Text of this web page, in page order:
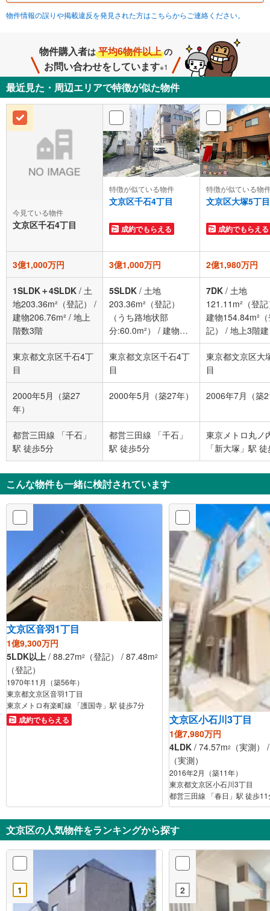
物件情報の誤りや掲載違反を発見された方はこちらからご連絡ください。
物件購入者は 平均6物件以上 の
お問い合わせをしています※1
最近見た・周辺エリアで特徴が似た物件
今見ている物件
文京区千石4丁目
特徴が似ている物件
文京区千石4丁目
成約でもらえる
特徴が似ている物
文京区大塚5丁目
成約でもらえる
3億1,000万円 3億1,000万円 2億1,980万円
1SLDK＋4SLDK / 土
地203.36m²（登記）
/
建物206.76m² / 地上
階数3階
5SLDK / 土地
203.36m²（登記）
（うち路地状部
分:60.0m²）
/ 建物
206.76m²（登記）/
地上3階
7DK / 土地
121.11m²（登
建物154.84m²
記）
/ 地上3階建
東京都文京区千石4丁
目
東京都文京区千石4丁
目
東京都文京区大
目
2000年5月（築27
年）
2000年5月（築27年） 2006年7月（築
都営三田線 「千石」
駅 徒歩5分
都営三田線 「千石」
駅 徒歩5分
東京メトロ丸ノ
「新大塚」駅
こんな物件も一緒に検討されています
文京区音羽1丁目
1億9,300万円
5LDK以上 / 88.27m2 （登記） / 87.48m2
（登記）
1970年11月（築56年）
東京都文京区音羽1丁目
東京メトロ有楽町線 「護国寺」駅 徒歩7分
成約でもらえる 文京区小石川3丁目
1億7,980万円
4LDK / 74.57m2
（実測
（実測）
2016年2月（築11年）
東京都文京区小石川3丁目
都営三田線 「春日」駅 徒歩11
文京区の人気物件をランキングから探す
1 2